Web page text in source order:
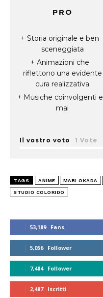
53,189 Fans
5,056 Follower
7,484 Follower
2,487 Iscritti
Il vostro voto 1 Vote
PRO
Storia originale e ben
sceneggiata
Animazioni che
riflettono una evidente
cura realizzativa
Musiche coinvolgenti e
mai
TAGS ANIME MARI OKADA
STUDIO COLORIDO